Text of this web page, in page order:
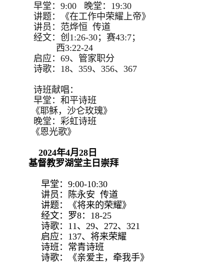
早堂：9:00 晚堂：19:30
讲题：《在工作中荣耀上帝》
讲员：范烨恒 传道
经文：创1:26-30；赛43:7；
西3:22-24
启应：69、管家职分
诗歌：18、359、356、367
诗班献唱：
早堂：和平诗班
《耶稣，沙仑玫瑰》
晚堂：彩虹诗班
《恩光歌》
2024年4月28日
基督教罗湖堂主日崇拜
早堂：9:00-10:30
讲员：陈永安 传道
讲题：《将来的荣耀》
经文：罗8：18-25
诗歌：11、29、272、321
启应：137、将来荣耀
诗班：常青诗班
诗歌：《亲爱主，牵我手》